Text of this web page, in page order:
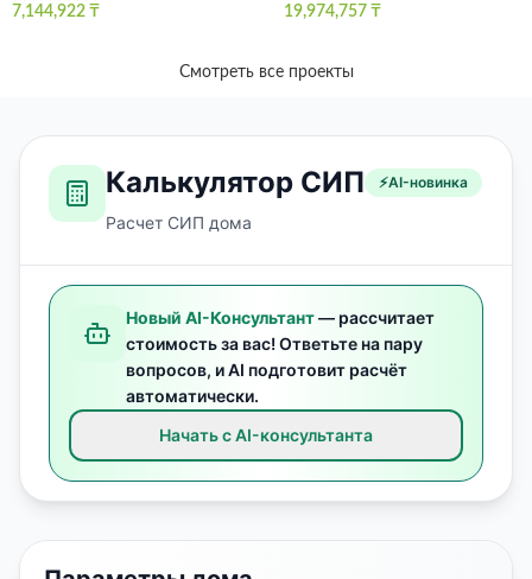
7,144,922 ₸ 19,974,757 ₸
Смотреть все проекты